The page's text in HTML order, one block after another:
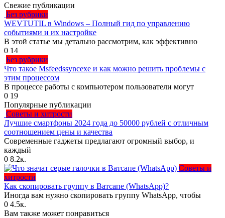
Свежие публикации
Без рубрики
WEVTUTIL в Windows – Полный гид по управлению
событиями и их настройке
В этой статье мы детально рассмотрим, как эффективно
0 14
Без рубрики
Что такое Msfeedssyncexe и как можно решить проблемы с
этим процессом
В процессе работы с компьютером пользователи могут
0 19
Популярные публикации
Советы и хитрости
Лучшие смартфоны 2024 года до 50000 рублей с отличным
соотношением цены и качества
Современные гаджеты предлагают огромный выбор, и
каждый
0 8.2к.
Советы и
хитрости
Как скопировать группу в Ватсапе (WhatsApp)?
Иногда вам нужно скопировать группу WhatsApp, чтобы
0 4.5к.
Вам также может понравиться